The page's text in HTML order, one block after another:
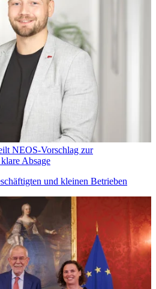
NEOS-Vorschlag zur
Absage
und kleinen Betrieben